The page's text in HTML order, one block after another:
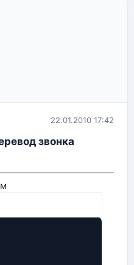
22.01.2010 17:42
звонка